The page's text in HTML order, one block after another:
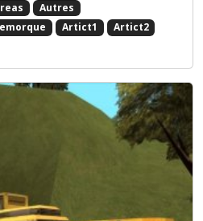
Autres
Artict1
Artict2